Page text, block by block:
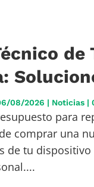
de
08/2026 | Noticias|
para
comprar una
de tu